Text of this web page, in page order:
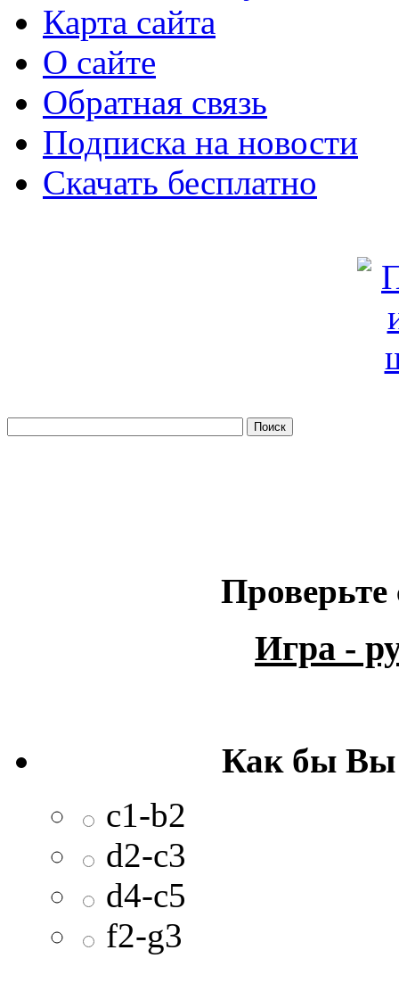
Карта сайта
О сайте
Обратная связь
Подписка на новости
Скачать бесплатно
Проверьте
Игра -
Как бы Вы
c1-b2
d2-c3
d4-c5
f2-g3